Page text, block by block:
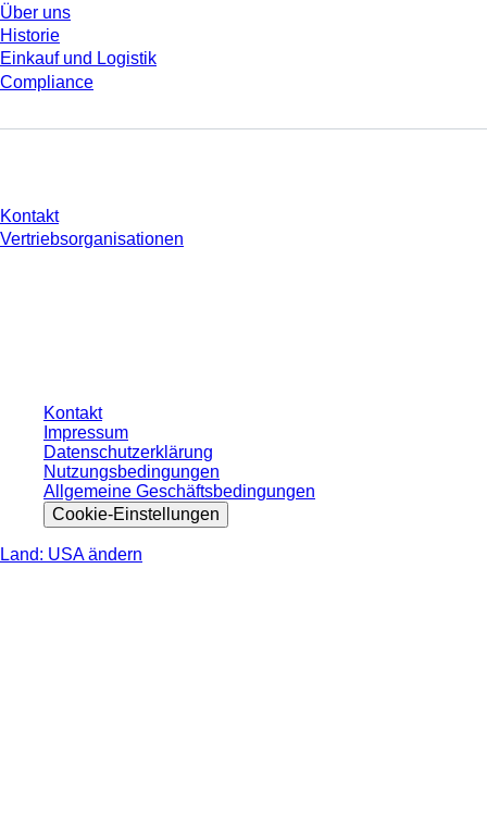
Über uns
Historie
Einkauf und Logistik
Compliance
Kontakt
Vertriebsorganisationen
Kontakt
Impressum
Datenschutzerklärung
Nutzungsbedingungen
Allgemeine Geschäftsbedingungen
Cookie-Einstellungen
Land: USA ändern